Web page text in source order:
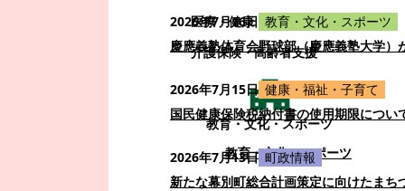
医療・健康
介護保険・高齢者支援
教育・文化・スポーツ
教育・文化・スポーツ
2026年7月16日 教育・文化・スポーツ
慶應義塾体育会野球部（慶應義塾大学）
2026年7月15日 健康・福祉・子育て
国民健康保険税納付書の使用期限につい
2026年7月13日 町政情報
新たな幕別町総合計画策定に向けたまち